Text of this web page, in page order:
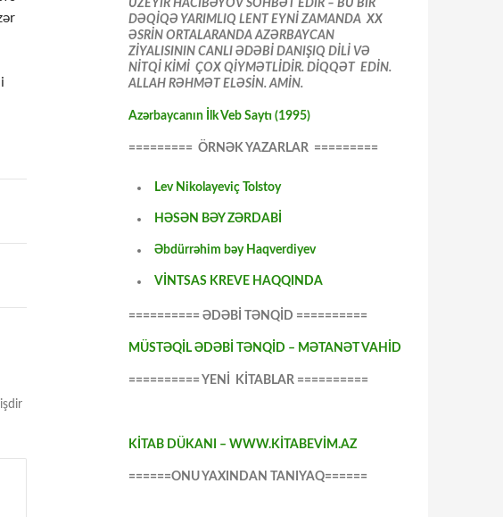
ÜZEYİR HACIBƏYOV SÖHBƏT EDİR – BU BİR
DƏQİQƏ YARIMLIQ LENT EYNİ ZAMANDA XX
ƏSRİN ORTALARANDA AZƏRBAYCAN
ZİYALISININ CANLI ƏDƏBİ DANIŞIQ DİLİ VƏ
NİTQİ KİMİ ÇOX QİYMƏTLİDİR. DİQQƏT EDİN.
ALLAH RƏHMƏT ELƏSİN. AMİN.
Azərbaycanın İlk Veb Saytı (1995)
========= ÖRNƏK YAZARLAR =========
Lev Nikolayeviç Tolstoy
HƏSƏN BƏY ZƏRDABİ
Əbdürrəhim bəy Haqverdiyev
VİNTSAS KREVE HAQQINDA
========== ƏDƏBİ TƏNQİD ==========
MÜSTƏQİL ƏDƏBİ TƏNQİD – MƏTANƏT VAHİD
========== YENİ KİTABLAR ==========
KİTAB DÜKANI – WWW.KİTABEVİM.AZ
======ONU YAXINDAN TANIYAQ======